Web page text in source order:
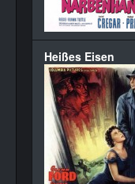
Heißes Eisen